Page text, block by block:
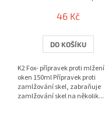
produktu
je
z
5
46 Kč
DO KOŠÍKU
K2 Fox- přípravek proti mlžení
oken 150ml Přípravek proti
zamlžování skel, zabraňuje
zamlžování skel na několik...